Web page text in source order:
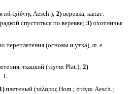
ἐχίδνης Aesch.); 2)веревка, канат:
спуститься по веревке; 3)охотничья
переплетения (основы и утка), т. е.
ткацкий (τέχναι Plat.); 2)
L.
1)плетеный (τάλαρος Hom.; στέγαι Aesch.;